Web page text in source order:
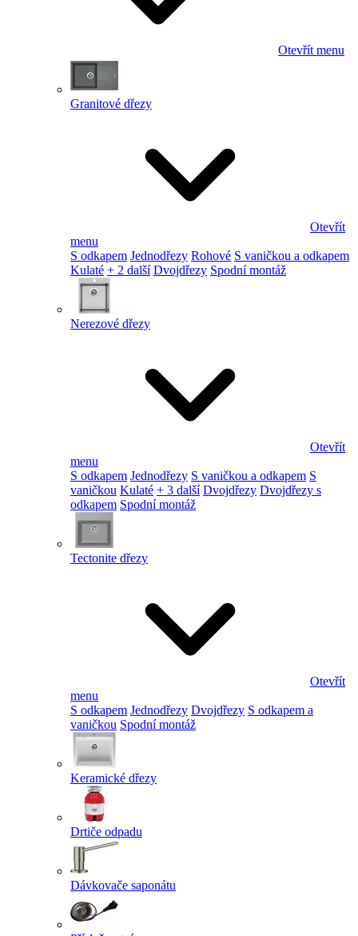
Otevřít menu
Granitové dřezy
Otevřít
menu
S odkapem Jednodřezy Rohové S vaničkou a odkapem
Kulaté + 2 další Dvojdřezy Spodní montáž
Nerezové dřezy
Otevřít
menu
S odkapem Jednodřezy S vaničkou a odkapem S
vaničkou Kulaté + 3 další Dvojdřezy Dvojdřezy s
odkapem Spodní montáž
Tectonite dřezy
Otevřít
menu
S odkapem Jednodřezy Dvojdřezy S odkapem a
vaničkou Spodní montáž
Keramické dřezy
Drtiče odpadu
Dávkovače saponátu